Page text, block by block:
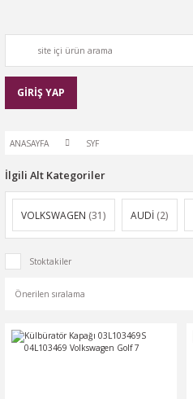
GİRİŞ YAP
ANASAYFA SYF
İlgili Alt Kategoriler
VOLKSWAGEN (31) AUDİ (2)
Stoktakiler